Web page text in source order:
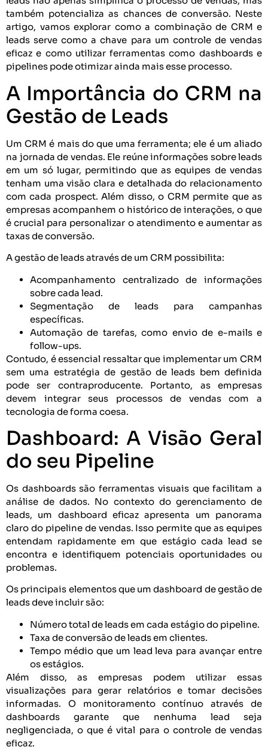
também potencializa as chances de conversão. Neste
artigo, vamos explorar como a combinação de CRM e
leads serve como a chave para um controle de vendas
eficaz e como utilizar ferramentas como dashboards e
pipelines pode otimizar ainda mais esse processo.
A Importância do CRM na
Gestão de Leads
Um CRM é mais do que uma ferramenta; ele é um aliado
na jornada de vendas. Ele reúne informações sobre leads
em um só lugar, permitindo que as equipes de vendas
tenham uma visão clara e detalhada do relacionamento
com cada prospect. Além disso, o CRM permite que as
empresas acompanhem o histórico de interações, o que
é crucial para personalizar o atendimento e aumentar as
taxas de conversão.
A gestão de leads através de um CRM possibilita:
Acompanhamento centralizado de informações
sobre cada lead.
Segmentação de leads para campanhas
específicas.
Automação de tarefas, como envio de e-mails e
follow-ups.
Contudo, é essencial ressaltar que implementar um CRM
sem uma estratégia de gestão de leads bem definida
pode ser contraproducente. Portanto, as empresas
devem integrar seus processos de vendas com a
tecnologia de forma coesa.
Dashboard: A Visão Geral
do seu Pipeline
Os dashboards são ferramentas visuais que facilitam a
análise de dados. No contexto do gerenciamento de
leads, um dashboard eficaz apresenta um panorama
claro do pipeline de vendas. Isso permite que as equipes
entendam rapidamente em que estágio cada lead se
encontra e identifiquem potenciais oportunidades ou
problemas.
Os principais elementos que um dashboard de gestão de
leads deve incluir são:
Número total de leads em cada estágio do pipeline.
Taxa de conversão de leads em clientes.
Tempo médio que um lead leva para avançar entre
os estágios.
Além disso, as empresas podem utilizar essas
visualizações para gerar relatórios e tomar decisões
informadas. O monitoramento contínuo através de
dashboards garante que nenhuma lead seja
negligenciada, o que é vital para o controle de vendas
eficaz.